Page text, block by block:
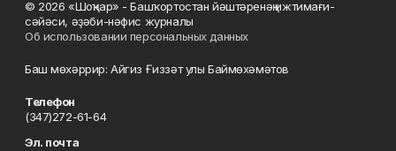
© 2026 «Шоңҡар» - Башҡортостан йәштәренәң ижтимағи-
сәйәси, әҙәби-нәфис журналы
Об использовании персональных данных
Баш мөхәррир: Айгиз Ғиззәт улы Баймөхәмәтов
Телефон
(347)272-61-64
Эл. почта